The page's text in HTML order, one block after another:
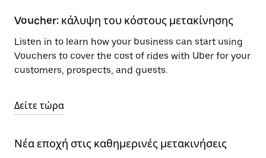
Voucher: κάλυψη του κόστους μετακίνησης
Listen in to learn how your business can start using
Vouchers to cover the cost of rides with Uber for your
customers, prospects, and guests.
Δείτε τώρα
Νέα εποχή στις καθημερινές μετακινήσεις